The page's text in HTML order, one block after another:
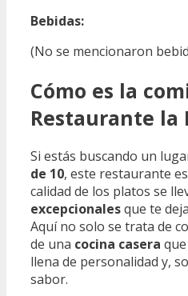
Bebidas:
(No se mencionaron
Cómo es la
Restaurante la
Si estás buscando un
de 10, este restaurante
calidad de los platos se
excepcionalesque te
Aquí no solo se trata de
de una cocina casera
llena de personalidad y,
sabor.